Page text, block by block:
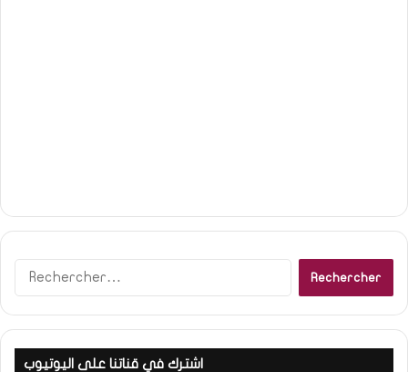
اشترك في قناتنا على اليوتيوب